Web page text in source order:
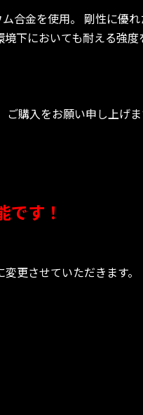
合金を使用。 剛性に優
下においても耐える強度
購入をお願い申し上げま
す！
更させていただきます。